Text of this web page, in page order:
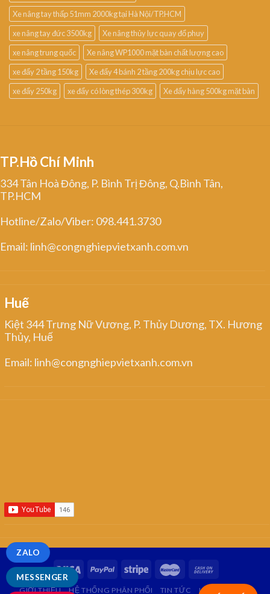
Xe nâng tay thấp 51mm 2000kg tại Hà Nội/TP.HCM
xe nâng tay đức 3500kg
Xe nâng thủy lực quay đổ phuy
xe nâng trung quốc
Xe nâng WP1000 mặt bàn chất lượng cao
xe đẩy 2 tầng 150kg
Xe đẩy 4 bánh 2 tầng 200kg chịu lực cao
xe đẩy 250kg
xe đẩy có lòng thép 300kg Xe đẩy hàng 500kg mặt bàn
TP.Hồ Chí Minh
334 Tân Hoà Đông, P. Bình Trị Đông, Q.Bình Tân,
TP.HCM
Hotline/Zalo/Viber: 098.441.3730
Email: linh@congnghiepvietxanh.com.vn
Huế
Kiệt 344 Trưng Nữ Vương, P. Thủy Dương, TX. Hương
Thủy, Huế
Email: linh@congnghiepvietxanh.com.vn
GIỚI THIỆU HỆ THỐNG PHÂN PHỐI TIN TỨC LIÊN HỆ
MESSENGER
ZALO